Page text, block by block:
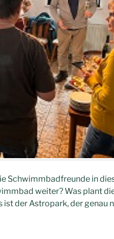
Schwimmbadfreunde in
weiter? Was plant
der Astropark, der genau